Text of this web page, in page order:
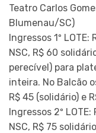
Teatro Carlos
Blumenau/SC)
Ingressos 1º
NSC, R$ 60
perecível) para
inteira. No Balcão
R$ 45 (solidário) e
Ingressos 2º
NSC, R$ 75